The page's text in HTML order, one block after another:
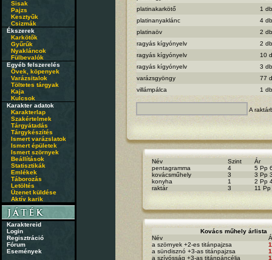
Sisak
Pajzs
Kesztyűk
Csizmák
Ékszerek
Karkötők
Gyűrűk
Nyakláncok
Fülbevalók
Egyéb felszerelés
Övek, köpenyek
Varázsitalok
Töltetes tárgyak
Kaja
Kulcsok
Karakter adatok
Karakterlap
Szakértelmek
Tárgyátadás
Tárgykészítés
Ismert varázslatok
Ismert épületek
Ismert szörnyek
Beállítások
Statisztikák
Emlékek
Táborozás
Letöltés
Üzenet küldése
Aktív karik
Karaktereid
Login
Regisztráció
Fórum
Események
platinakarkötő
1 db
platinanyaklánc
4 db
platinaöv
2 db
ragyás kígyónyelv
2 db
ragyás kígyónyelv
10
ragyás kígyónyelv
3 db
varázsgyöngy
77
villámpálca
1 db
A
Név Szint
Ár
pentagramma
4
5 Pp
kovácsműhely
3
3 Pp
konyha
1
2 Pp
raktár
3 11 Pp
Kovács műhely árlista
Név
a szörnyek +2-es titánpajzsa
a sündisznó +3-as titánpajzsa
a szívósság +3-as titánpáncélja